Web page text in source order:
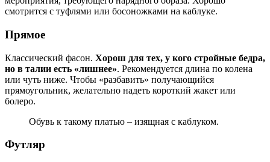
смотрится с туфлями или босоножками на каблуке.
Прямое
Классический фасон. Хорош для тех, у кого стройные бедра,
но в талии есть «лишнее». Рекомендуется длина по колена
или чуть ниже. Чтобы «разбавить» получающийся
прямоугольник, желательно надеть короткий жакет или
болеро.
Обувь к такому платью – изящная с каблуком.
Футляр